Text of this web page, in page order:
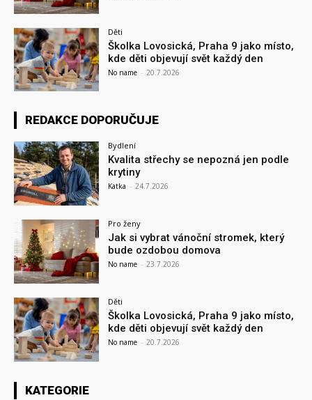
Děti
Školka Lovosická, Praha 9 jako místo,
kde děti objevují svět každý den
No name - 20.7.2026
REDAKCE DOPORUČUJE
Bydlení
Kvalita střechy se nepozná jen podle
krytiny
Katka - 24.7.2026
Pro ženy
Jak si vybrat vánoční stromek, který
bude ozdobou domova
No name - 23.7.2026
Děti
Školka Lovosická, Praha 9 jako místo,
kde děti objevují svět každý den
No name - 20.7.2026
KATEGORIE